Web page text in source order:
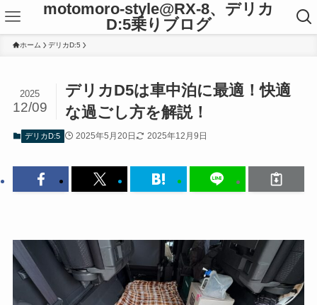
motomoro-style@RX-8、デリカ
D:5乗りブログ
ホーム デリカD:5
デリカD5は車中泊に最適！快適
な過ごし方を解説！
2025
12/09
デリカD:5 2025年5月20日 2025年12月9日